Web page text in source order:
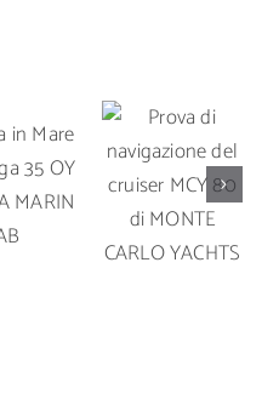
in
del
35
OY
navigazione
del cruiser
MCY 80 di
CARLO